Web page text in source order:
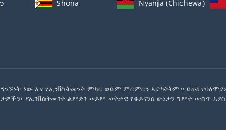
Shona Nyanja (Chichewa)
ነው እና የኢንቨስትመንት ምክር ወይም ምርምርን አያካትትም። ይዘቱ
የኢንቨስትመንት ልምድን ወይም ወቅታዊ የፋይናንስ ሁኔታን ግምት ውስጥ